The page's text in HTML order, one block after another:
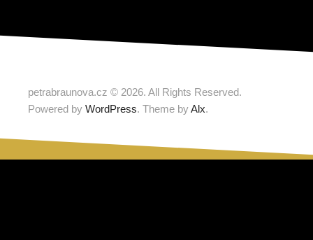
petrabraunova.cz © 2026. All Rights Reserved.
Powered by WordPress. Theme byAlx.